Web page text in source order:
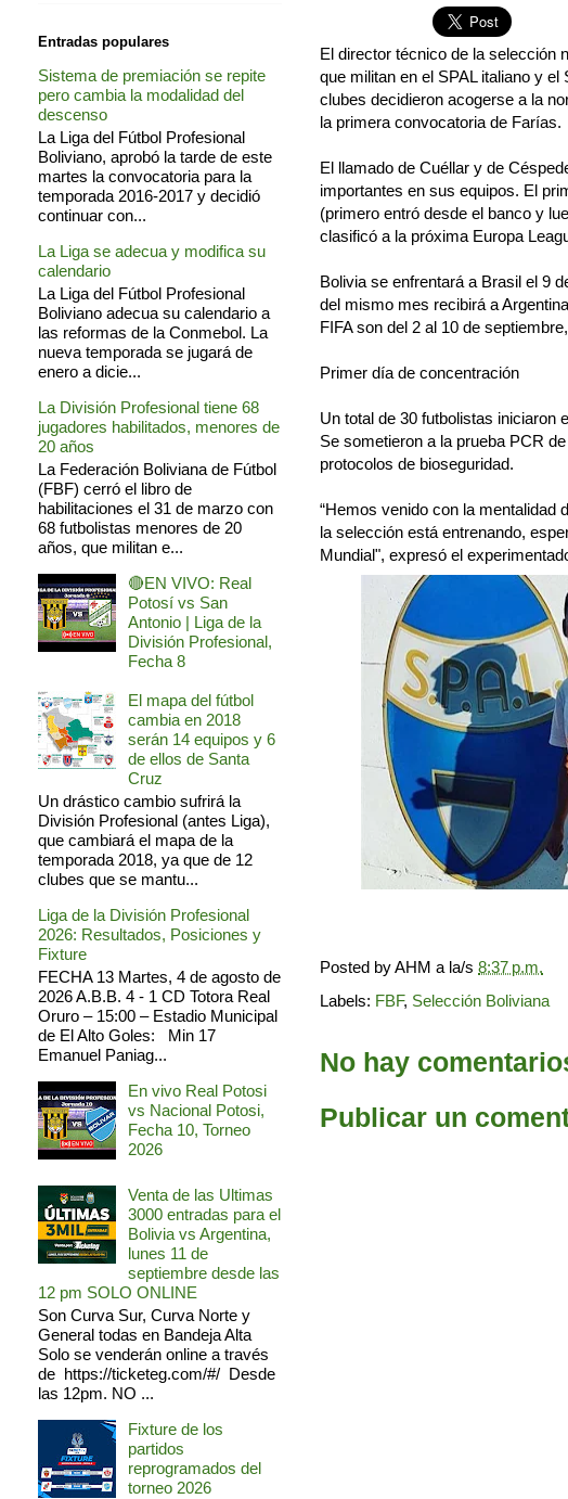
El director técnico de la selección
que militan en el SPAL italiano y
clubes decidieron acogerse a la
la primera convocatoria de Farías.
El llamado de Cuéllar y de
importantes en sus equipos. El
(primero entró desde el banco y
clasificó a la próxima Europa
Bolivia se enfrentará a Brasil el 9
del mismo mes recibirá a
FIFA son del 2 al 10 de
Primer día de concentración
Un total de 30 futbolistas iniciaron
Se sometieron a la prueba PCR
protocolos de bioseguridad.
“Hemos venido con la mentalidad
la selección está entrenando,
Mundial", expresó el
Posted byAHM a la/s 8:37 p.m.
Labels: FBF, Selección Boliviana
No hay
Publicar un
Entradas populares
Sistema de premiación se repite
pero cambia la modalidad del
descenso
La Liga del Fútbol Profesional
Boliviano, aprobó la tarde de este
martes la convocatoria para la
temporada 2016-2017 y decidió
continuar con...
La Liga se adecua y modifica su
calendario
La Liga del Fútbol Profesional
Boliviano adecua su calendario a
las reformas de la Conmebol. La
nueva temporada se jugará de
enero a dicie...
La División Profesional tiene 68
jugadores habilitados, menores de
20 años
La Federación Boliviana de Fútbol
(FBF) cerró el libro de
habilitaciones el 31 de marzo con
68 futbolistas menores de 20
años, que militan e...
🔴EN VIVO: Real
Potosí vs San
Antonio | Liga de la
División Profesional,
Fecha 8
El mapa del fútbol
cambia en 2018
serán 14 equipos y 6
de ellos de Santa
Cruz
Un drástico cambio sufrirá la
División Profesional (antes Liga),
que cambiará el mapa de la
temporada 2018, ya que de 12
clubes que se mantu...
Liga de la División Profesional
2026: Resultados, Posiciones y
Fixture
FECHA 13 Martes, 4 de agosto de
2026 A.B.B. 4 - 1 CD Totora Real
Oruro – 15:00 – Estadio Municipal
de El Alto Goles: Min 17
Emanuel Paniag...
En vivo Real Potosi
vs Nacional Potosi,
Fecha 10, Torneo
2026
Venta de las Ultimas
3000 entradas para el
Bolivia vs Argentina,
lunes 11 de
septiembre desde las
12 pm SOLO ONLINE
Son Curva Sur, Curva Norte y
General todas en Bandeja Alta
Solo se venderán online a través
de https://ticketeg.com/#/ Desde
las 12pm. NO ...
Fixture de los
partidos
reprogramados del
torneo 2026